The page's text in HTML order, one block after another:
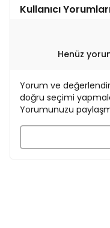
Kullanıcı
Henüz
Yorum ve
doğru seçimi
Yorumunuzu